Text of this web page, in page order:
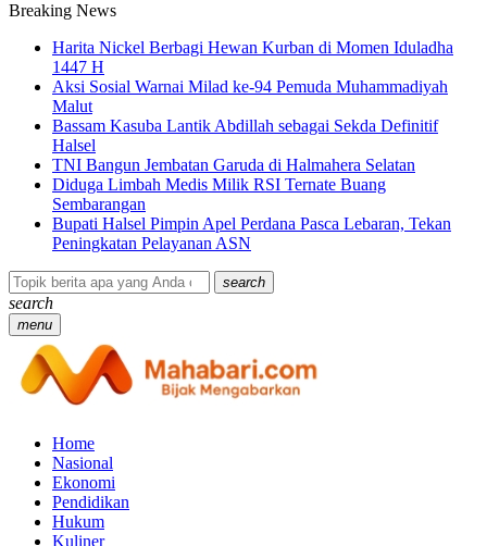
Breaking News
Harita Nickel Berbagi Hewan Kurban di Momen Iduladha
1447 H
Aksi Sosial Warnai Milad ke-94 Pemuda Muhammadiyah
Malut
Bassam Kasuba Lantik Abdillah sebagai Sekda Definitif
Halsel
TNI Bangun Jembatan Garuda di Halmahera Selatan
Diduga Limbah Medis Milik RSI Ternate Buang
Sembarangan
Bupati Halsel Pimpin Apel Perdana Pasca Lebaran, Tekan
Peningkatan Pelayanan ASN
search
search
menu
Home
Nasional
Ekonomi
Pendidikan
Hukum
Kuliner